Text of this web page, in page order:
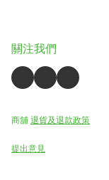
關注我們
商舖 退貨及退款政策
提出意見